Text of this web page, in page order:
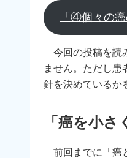
「④個々の
今回の投稿を読
ません。ただし
針を決めているか
「癌を小
前回までに「癌